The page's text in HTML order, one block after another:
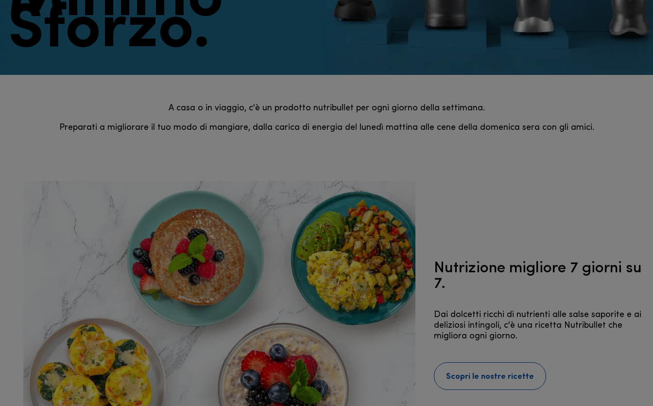
Sforzo.
A casa o in viaggio, c'è un prodotto nutribullet per ogni giorno della settimana.
Preparati a migliorare il tuo modo di mangiare, dalla carica di energia del lunedì mattina alle cene della domenica sera con gli amici.
Nutrizione migliore 7 giorni su
7.
Dai dolcetti ricchi di nutrienti alle salse saporite e ai
deliziosi intingoli, c'è una ricetta Nutribullet che
migliora ogni giorno.
Scopri le nostre ricette